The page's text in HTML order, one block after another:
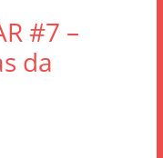
#7 –
da